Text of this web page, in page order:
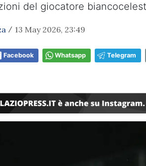
del giocatore
/ 13 May 2026, 23:49
Facebook Whatsapp Telegram